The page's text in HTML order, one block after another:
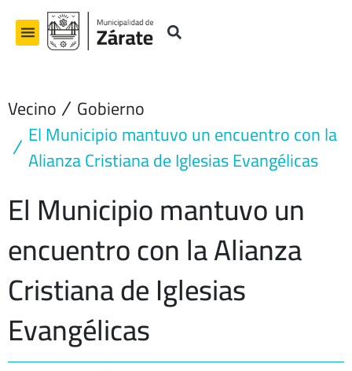
contenido
Vecino Gobierno
El Municipio mantuvo un encuentro con la
Alianza Cristiana de Iglesias Evangélicas
El Municipio mantuvo un
encuentro con la Alianza
Cristiana de Iglesias
Evangélicas